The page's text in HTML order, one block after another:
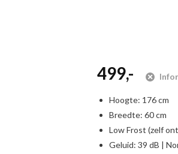
499,-
Hoogte: 176 cm
Breedte: 60 cm
Low Frost (zelf
Geluid: 39 dB |